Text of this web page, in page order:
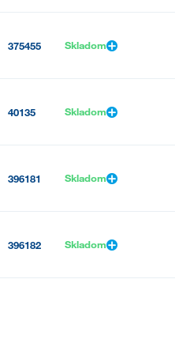
375455 Skladom
40135 Skladom
396181 Skladom
396182 Skladom